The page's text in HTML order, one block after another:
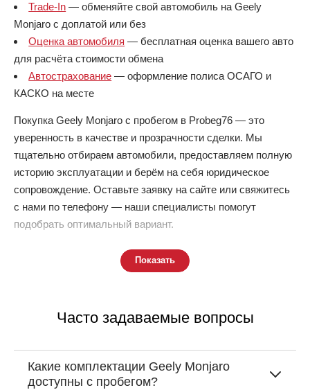
Trade-In — обменяйте свой автомобиль на Geely
Monjaro с доплатой или без
Оценка автомобиля — бесплатная оценка вашего авто
для расчёта стоимости обмена
Автострахование — оформление полиса ОСАГО и
КАСКО на месте
Покупка Geely Monjaro с пробегом в Probeg76 — это
уверенность в качестве и прозрачности сделки. Мы
тщательно отбираем автомобили, предоставляем полную
историю эксплуатации и берём на себя юридическое
сопровождение. Оставьте заявку на сайте или свяжитесь
с нами по телефону — наши специалисты помогут
подобрать оптимальный вариант.
Показать
Часто задаваемые вопросы
Какие комплектации Geely Monjaro
доступны с пробегом?